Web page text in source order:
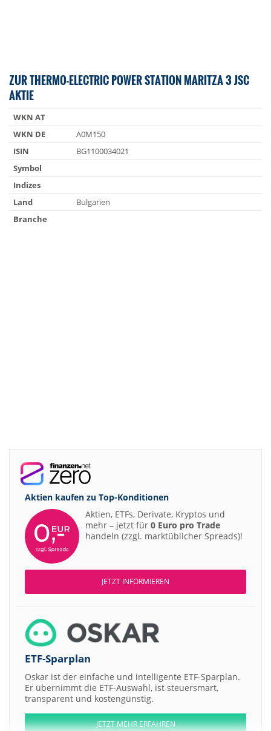
ZUR THERMO-ELECTRIC POWER STATION MARITZA 3 JSC
AKTIE
WKN AT
WKN DE
A0M150
ISIN
BG1100034021
Symbol
Indizes
Land
Bulgarien
Branche
Aktien kaufen zu Top-Konditionen
Aktien, ETFs, Derivate, Kryptos und
mehr – jetzt für 0 Euro pro Trade
handeln (zzgl. marktüblicher Spreads)!
JETZT INFORMIEREN
ETF-Sparplan
Oskar ist der einfache und intelligente ETF-Sparplan.
Er übernimmt die ETF-Auswahl, ist steuersmart,
transparent und kostengünstig.
JETZT MEHR ERFAHREN